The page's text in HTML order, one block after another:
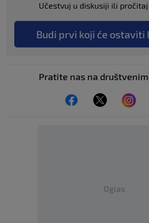
Učestvuj u diskusiji ili
Budi prvi koji će ostaviti
Pratite nas na
Oglas